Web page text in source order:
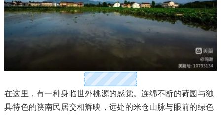
在这里，有一种身临世外桃源的感觉。连绵不断的荷园与独
具特色的陕南民居交相辉映，远处的米仓山脉与眼前的绿色